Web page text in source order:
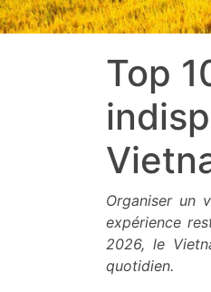
Top
Organiser un
expérience
2026, le
quotidien.